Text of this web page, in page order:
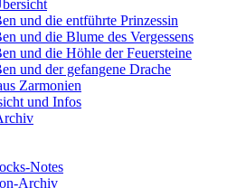
und die entführte Prinzessin
und die Blume des Vergessens
und die Höhle der Feuersteine
und der gefangene Drache
Zarmonien
und Infos
Notes
Archiv